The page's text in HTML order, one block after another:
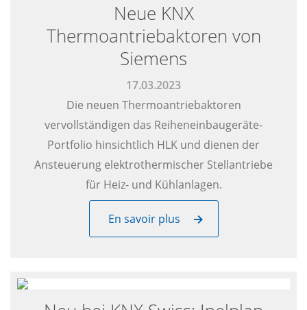
Neue KNX
Thermoantriebaktoren von
Siemens
17.03.2023
Die neuen Thermoantriebaktoren
vervollständigen das Reiheneinbaugeräte-
Portfolio hinsichtlich HLK und dienen der
Ansteuerung elektrothermischer Stellantriebe
für Heiz- und Kühlanlagen.
En savoir plus